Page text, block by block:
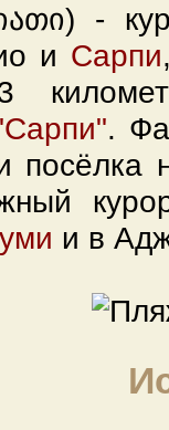
-
и Сарпи
.
посёлка
и в